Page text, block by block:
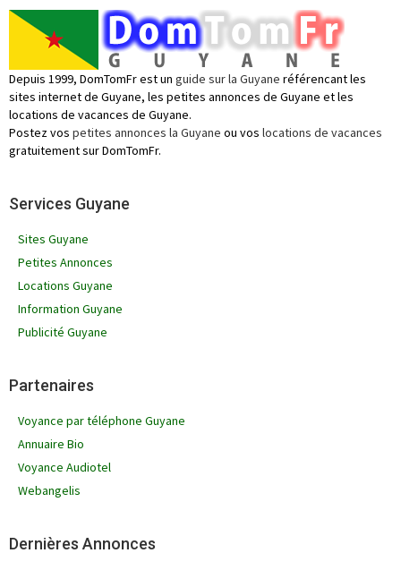
Depuis 1999, DomTomFr est un guide sur la Guyane référencant les
sites internet de Guyane, les petites annonces de Guyane et les
locations de vacances de Guyane.
Postez vos petites annonces la Guyane ou vos locations de vacances
gratuitement sur DomTomFr.
Services Guyane
Sites Guyane
Petites Annonces
Locations Guyane
Information Guyane
Publicité Guyane
Partenaires
Voyance par téléphone Guyane
Annuaire Bio
Voyance Audiotel
Webangelis
Dernières Annonces